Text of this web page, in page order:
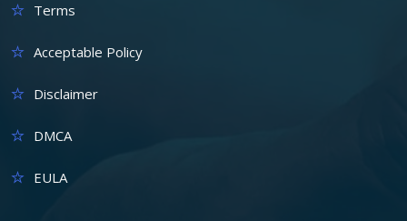
Terms
Acceptable Policy
Disclaimer
DMCA
EULA